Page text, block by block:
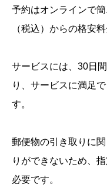
予約はオンラインで
（税込）からの格安
サービスには、30日
り、サービスに満足
す。
郵便物の引き取りに
りができないため、
必要です。